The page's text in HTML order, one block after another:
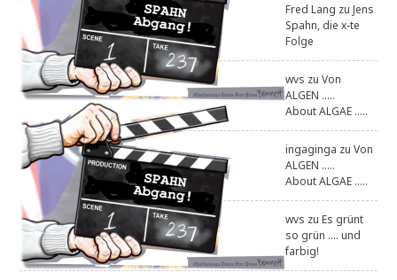
Fred Lang zuJens
Spahn, die x-te
Folge
wvs zuVon
ALGEN .....
About ALGAE .....
ingaginga zuVon
ALGEN .....
About ALGAE .....
wvs zuEs grünt
so grün .... und
farbig!